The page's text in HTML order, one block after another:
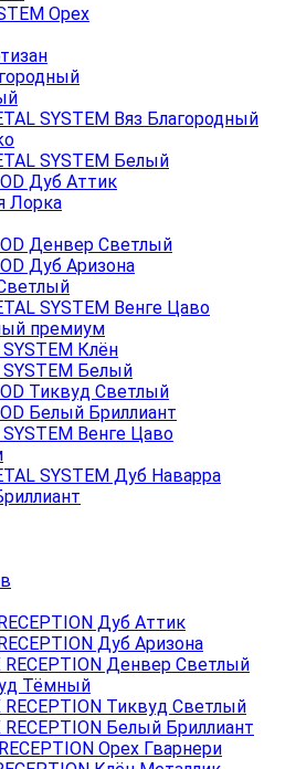
Орех
SYSTEM Вяз Благородный
SYSTEM Белый
Дуб Аттик
Лорка
Денвер Светлый
Дуб Аризона
SYSTEM Венге Цаво
премиум
Клён
Белый
Тиквуд Светлый
Белый Бриллиант
Венге Цаво
SYSTEM Дуб Наварра
Дуб Аттик
Дуб Аризона
Денвер Светлый
Тёмный
Тиквуд Светлый
Белый Бриллиант
Орех Гварнери